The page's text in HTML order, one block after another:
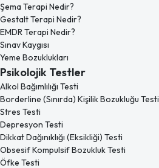
Şema Terapi Nedir?
Gestalt Terapi Nedir?
EMDR Terapi Nedir?
Sınav Kaygısı
Yeme Bozuklukları
Psikolojik Testler
Alkol Bağımlılığı Testi
Borderline (Sınırda) Kişilik Bozukluğu Testi
Stres Testi
Depresyon Testi
Dikkat Dağınıklığı (Eksikliği) Testi
Obsesif Kompulsif Bozukluk Testi
Öfke Testi